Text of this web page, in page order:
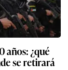
años: ¿qué
se retirará